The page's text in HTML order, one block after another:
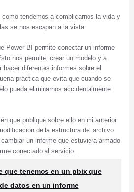
tendemos a complicarnos la vida y
se nos escapan a la vista.
Power BI permite conectar un informe
nos permite, crear un modelo y a
hacer diferentes informes sobre el
práctica que evita que cuando se
pueda eliminarnos accidentalmente
que publiqué sobre ello en mi anterior
de la estructura del archivo
un informe que estuviera armado
conectado al servicio.
que tenemos en un pbix que
datos en un informe